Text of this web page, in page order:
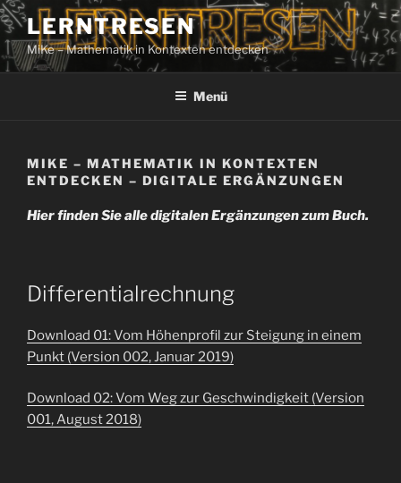
Zum
Inhalt
springen
LERNTRESEN
MiKe – Mathematik in Kontexten entdecken
Menü
MIKE – MATHEMATIK IN KONTEXTEN
ENTDECKEN – DIGITALE ERGÄNZUNGEN
Hier finden Sie alle digitalen Ergänzungen zum Buch.
Differentialrechnung
Download 01: Vom Höhenprofil zur Steigung in einem
Punkt (Version 002, Januar 2019)
Download 02: Vom Weg zur Geschwindigkeit (Version
001, August 2018)